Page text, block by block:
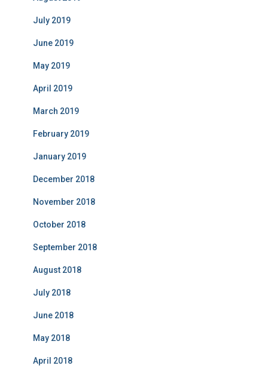
July 2019
June 2019
May 2019
April 2019
March 2019
February 2019
January 2019
December 2018
November 2018
October 2018
September 2018
August 2018
July 2018
June 2018
May 2018
April 2018